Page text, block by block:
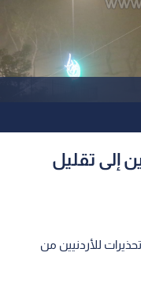
إلى تقليل
للأردنيين من